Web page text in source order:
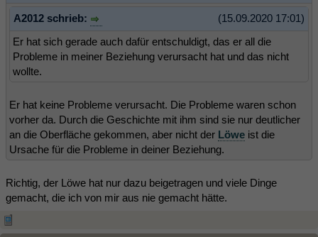
(15.09.2020 17:01)
A2012 schrieb:
Er hat sich gerade auch dafür entschuldigt, das er all die
Probleme in meiner Beziehung verursacht hat und das nicht
wollte.
Er hat keine Probleme verursacht. Die Probleme waren schon
vorher da. Durch die Geschichte mit ihm sind sie nur deutlicher
an die Oberfläche gekommen, aber nicht der Löwe ist die
Ursache für die Probleme in deiner Beziehung.
Richtig, der Löwe hat nur dazu beigetragen und viele Dinge
gemacht, die ich von mir aus nie gemacht hätte.